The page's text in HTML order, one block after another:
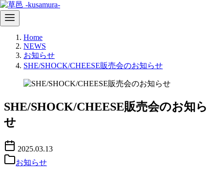
動
Home
NEWS
お知らせ
SHE/SHOCK/CHEESE販売会のお知らせ
SHE/SHOCK/CHEESE販売会のお知ら
せ
2025.03.13
お知らせ